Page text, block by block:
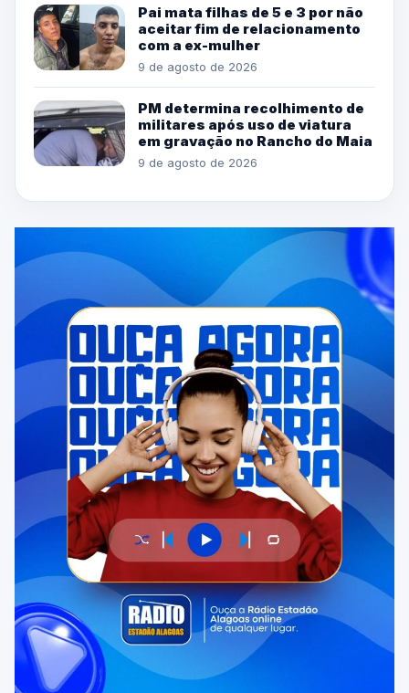
Pai mata filhas de 5 e 3 por não
aceitar fim de relacionamento
com a ex-mulher
9 de agosto de 2026
PM determina recolhimento de
militares após uso de viatura
em gravação no Rancho do Maia
9 de agosto de 2026